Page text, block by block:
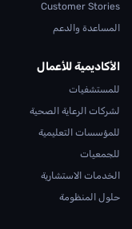
Customer Stories
المساعدة والدعم
الأكاديمية للأعمال
للمستشفيات
لشركات الرعاية الصحية
للمؤسسات التعليمية
للجمعيات
الخدمات الاستشارية
حلول المنظومة